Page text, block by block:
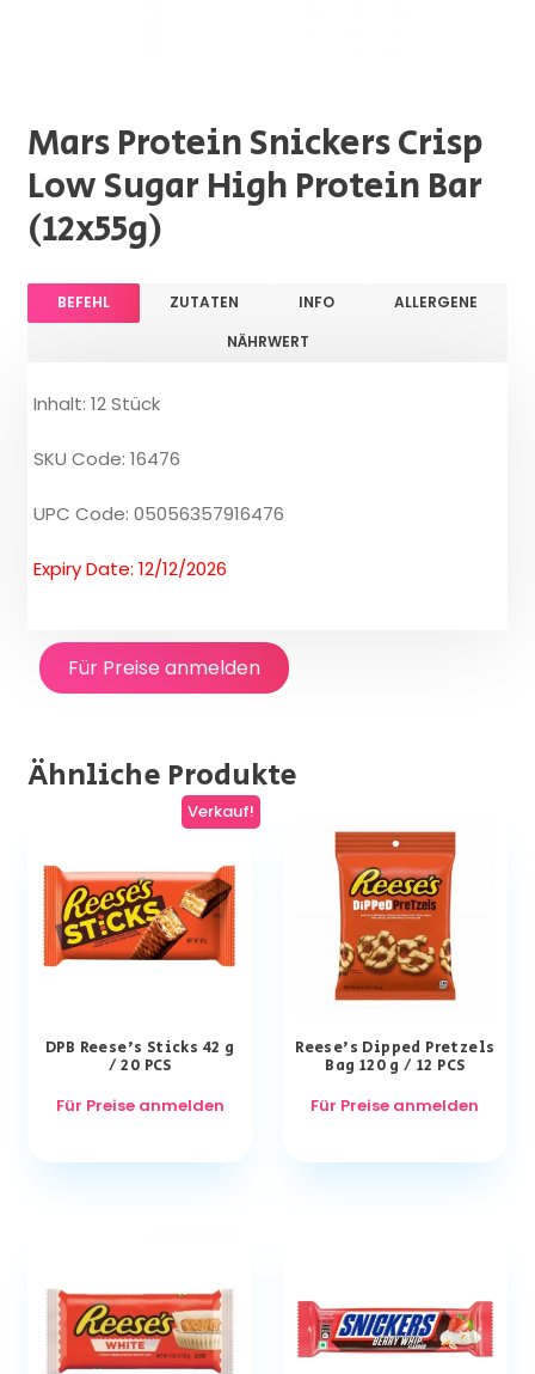
Mars Protein Snickers Crisp
Low Sugar High Protein Bar
(12x55g)
BEFEHL ZUTATEN INFO
ALLERGENE
NÄHRWERT
Inhalt: 12 Stück
SKU Code: 16476
UPC Code: 05056357916476
Expiry Date: 12/12/2026
Für Preise anmelden
Ähnliche Produkte
Verkauf!
DPB Reese’s Sticks 42 g
/ 20 PCS
Für Preise anmelden
Reese’s Dipped Pretzels
Bag 120 g / 12 PCS
Für Preise anmelden